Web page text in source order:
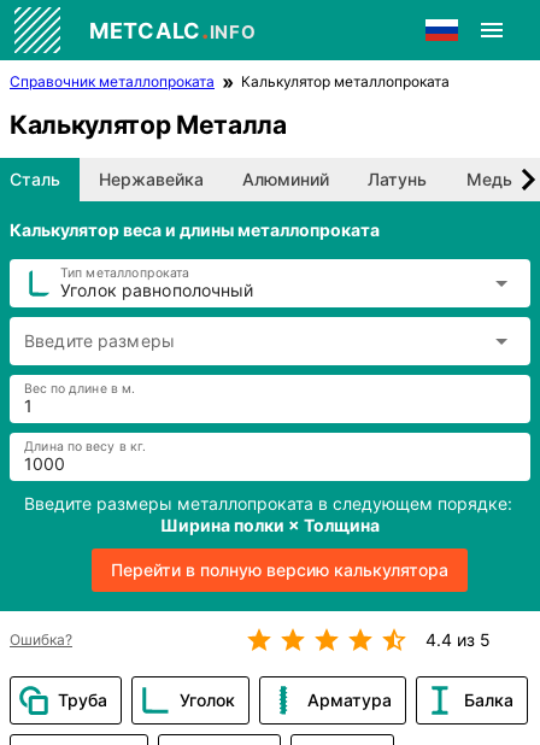
METCALC.INFO
Справочник металлопроката Калькулятор металлопроката
Калькулятор Металла
Сталь Нержавейка Алюминий Латунь Медь
Калькулятор веса и длины металлопроката
Уголок равнополочный
Тип металлопроката
Введите размеры
Вес по длине в м.
Длина по весу в кг.
Введите размеры металлопроката в следующем порядке:
Ширина полки × Толщина
Перейти в полную версию калькулятора
Ошибка? 4.4 из 5
Труба Уголок Арматура Балка